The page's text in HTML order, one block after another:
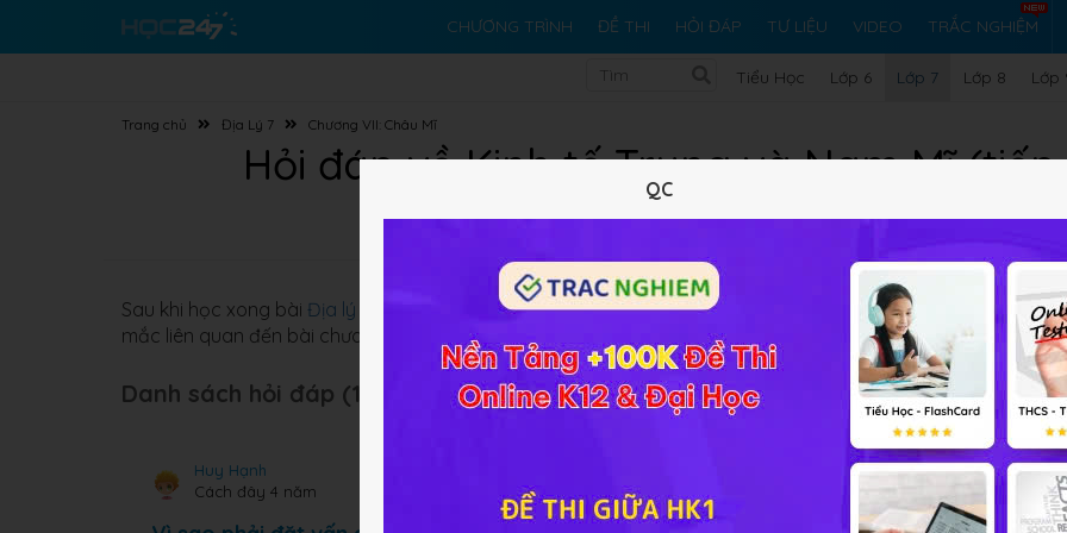
CHƯƠNG TRÌNH ĐỀ THI HỎI ĐÁP TƯ LIỆU VIDEO TRẮC NGHIỆM
Tiểu Học Lớp 6 Lớp 7 Lớp 8 Lớp
Trang chủ Địa Lý 7 Chương VII: Châu Mĩ
Hỏi đáp về Kinh tế Trung và Nam Mĩ
Sau khi học xong bài Địa lý 7 Bài 45 Kinh tế Trung và Nam Mĩ (tiếp theo)
nếu các em có những khó khăn,
mắc liên quan đến bài chưa thể giải quyết thì các em có thể đặt câu hỏi để được giải đáp thắc mắc.
Danh sách hỏi đáp (163 câu):
Huy Hạnh
Cách đây 4 năm
QC